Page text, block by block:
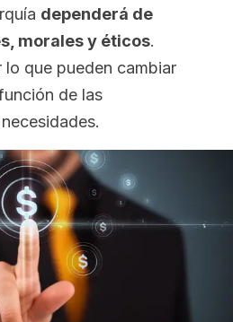
dependerá de
morales y éticos.
lo que pueden cambiar
de las